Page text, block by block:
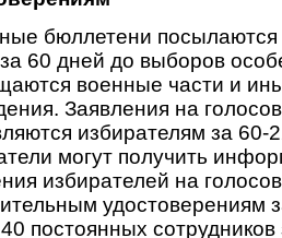
бюллетени посылаются
60 дней до выборов
военные части и
Заявления на
избирателям за 60-
могут получить
избирателей на
удостоверениям
постоянных